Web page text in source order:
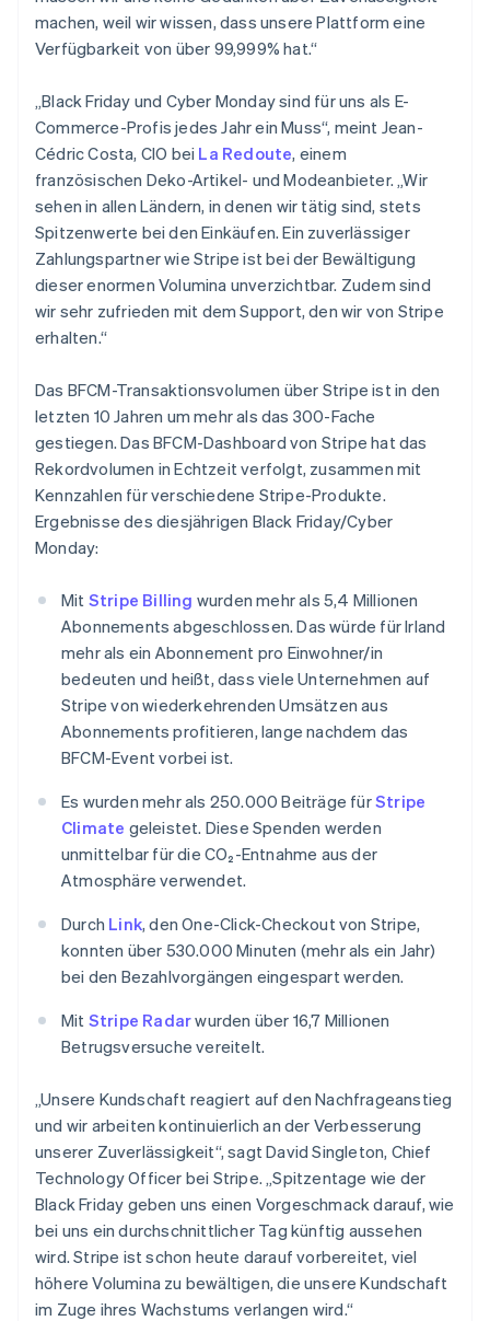
machen, weil wir wissen, dass unsere Plattform eine
Verfügbarkeit von über 99,999% hat.“
„Black Friday und Cyber Monday sind für uns als E-
Commerce-Profis jedes Jahr ein Muss“, meint Jean-
Cédric Costa, CIO bei La Redoute, einem
französischen Deko-Artikel- und Modeanbieter. „Wir
sehen in allen Ländern, in denen wir tätig sind, stets
Spitzenwerte bei den Einkäufen. Ein zuverlässiger
Zahlungspartner wie Stripe ist bei der Bewältigung
dieser enormen Volumina unverzichtbar. Zudem sind
wir sehr zufrieden mit dem Support, den wir von Stripe
erhalten.“
Das BFCM-Transaktionsvolumen über Stripe ist in den
letzten 10 Jahren um mehr als das 300-Fache
gestiegen. Das BFCM-Dashboard von Stripe hat das
Rekordvolumen in Echtzeit verfolgt, zusammen mit
Kennzahlen für verschiedene Stripe-Produkte.
Ergebnisse des diesjährigen Black Friday/Cyber
Monday:
Mit Stripe Billing wurden mehr als 5,4 Millionen
Abonnements abgeschlossen. Das würde für Irland
mehr als ein Abonnement pro Einwohner/in
bedeuten und heißt, dass viele Unternehmen auf
Stripe von wiederkehrenden Umsätzen aus
Abonnements profitieren, lange nachdem das
BFCM-Event vorbei ist.
Es wurden mehr als 250.000 Beiträge fürStripe
Climate geleistet. Diese Spenden werden
unmittelbar für die CO₂-Entnahme aus der
Atmosphäre verwendet.
Durch Link, den One-Click-Checkout von Stripe,
konnten über 530.000 Minuten (mehr als ein Jahr)
bei den Bezahlvorgängen eingespart werden.
Mit Stripe Radarwurden über 16,7 Millionen
Betrugsversuche vereitelt.
„Unsere Kundschaft reagiert auf den Nachfrageanstieg
und wir arbeiten kontinuierlich an der Verbesserung
unserer Zuverlässigkeit“, sagt David Singleton, Chief
Technology Officer bei Stripe. „Spitzentage wie der
Black Friday geben uns einen Vorgeschmack darauf, wie
bei uns ein durchschnittlicher Tag künftig aussehen
wird. Stripe ist schon heute darauf vorbereitet, viel
höhere Volumina zu bewältigen, die unsere Kundschaft
im Zuge ihres Wachstums verlangen wird.“
Irland
English
Italien
Japan
日本語English
Kanada
EnglishFrançais
Kroatien
EnglishItaliano
Lettland
English
Liechtenstein
DeutschEnglish
Litauen
English
Français DeutschEnglish
Malaysia
English简体中文
Malta
English
Mexiko
EspañolEnglish
Neuseeland
Niederlande
NederlandsEnglish
Norwegen
English
Österreich
DeutschEnglish
Polen
English
PortuguêsEnglish
Rumänien
English
Schweden
SvenskaEnglish
DeutschFrançaisItalianoEnglish
Singapur
English简体中文
English
Slowenien
Sonderverwaltungsregion Hongkong,
China
English简体中文
Spanien
EspañolEnglish
Thailand
ไทย English
Tschechische Republik
English
Ungarn
English